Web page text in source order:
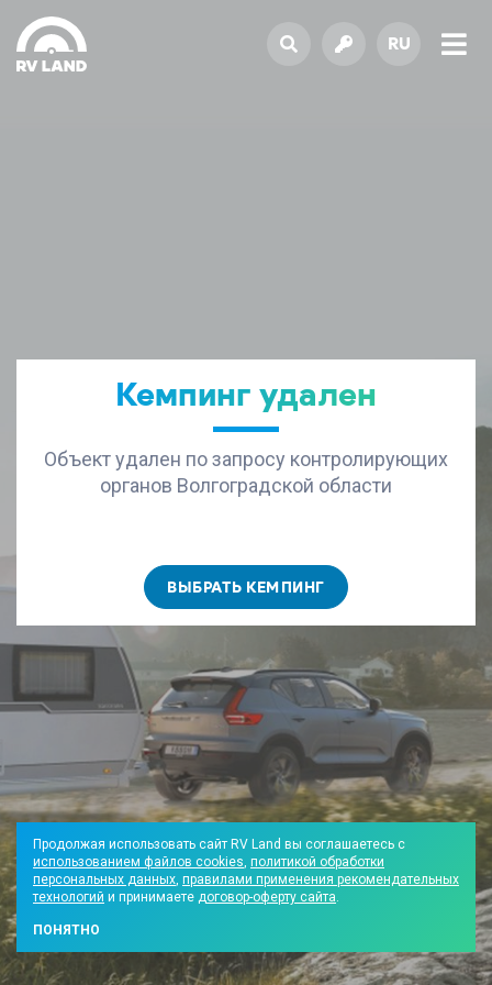
RU
Кемпинг удален
Объект удален по запросу контролирующих
органов Волгоградской области
ВЫБРАТЬ КЕМПИНГ
Продолжая использовать сайт RV Land вы соглашаетесь с
использованием файлов cookies, политикой обработки
персональных данных, правилами применения рекомендательных
технологий и принимаете договор-оферту сайта.
ПОНЯТНО